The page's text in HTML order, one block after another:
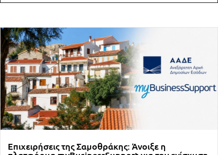
Επιχειρήσεις της Σαμοθράκης: Άνοιξε η